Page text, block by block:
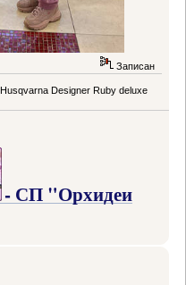
Записан
Designer Ruby deluxe
- СП "Орхидеи